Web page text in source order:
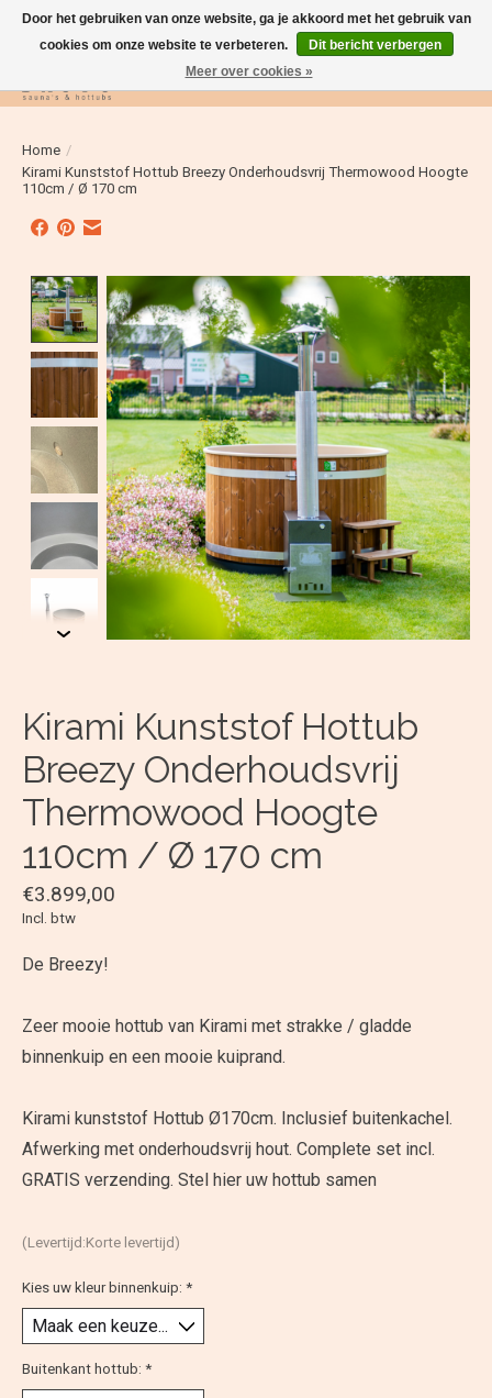
Verlanglijst
Home /
Kirami Kunststof Hottub Breezy Onderhoudsvrij Thermowood Hoogte
110cm / Ø 170 cm
Product image slideshow Items
Kirami Kunststof Hottub
Breezy Onderhoudsvrij
Thermowood Hoogte
110cm / Ø 170 cm
€3.899,00
Incl. btw
De Breezy!
Zeer mooie hottub van Kirami met strakke / gladde
binnenkuip en een mooie kuiprand.
Kirami kunststof Hottub Ø170cm. Inclusief buitenkachel.
Afwerking met onderhoudsvrij hout. Complete set incl.
GRATIS verzending. Stel hier uw hottub samen
(Levertijd:Korte levertijd)
Kies uw kleur binnenkuip: *
Buitenkant hottub: *
Door het gebruiken van onze website, ga je akkoord met het gebruik van
cookies om onze website te verbeteren.
Dit bericht verbergen
Meer over cookies »